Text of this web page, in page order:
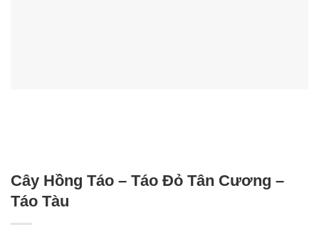
Cây Hồng Táo – Táo Đỏ Tân Cương –
Táo Tàu